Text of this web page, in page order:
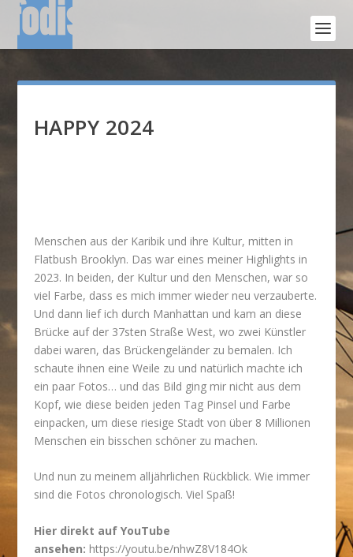
HAPPY 2024
Menschen aus der Karibik und ihre Kultur, mitten in
Flatbush Brooklyn. Das war eines meiner Highlights in
2023. In beiden, der Kultur und den Menschen, war so
viel Farbe, dass es mich immer wieder neu verzauberte.
Und dann lief ich durch Manhattan und kam an diese
Brücke auf der 37sten Straße West, wo zwei Künstler
dabei waren, das Brückengeländer zu bemalen. Ich
schaute ihnen eine Weile zu und natürlich machte ich
ein paar Fotos… und das Bild ging mir nicht aus dem
Kopf, wie diese beiden jeden Tag Pinsel und Farbe
einpacken, um diese riesige Stadt von über 8 Millionen
Menschen ein bisschen schöner zu machen.
Und nun zu meinem alljährlichen Rückblick. Wie immer
sind die Fotos chronologisch. Viel Spaß!
Hier direkt auf YouTube
ansehen: https://youtu.be/nhwZ8V184Ok